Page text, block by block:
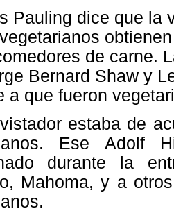
Pauling dice que la
de carne.
Bernard Shaw y
a que fueron
estaba de
Ese Adolf
durante la
Mahoma, y a